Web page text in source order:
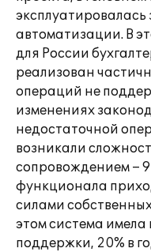
автоматизации. В
для России
реализован
операций не
изменениях
недостаточной
возникали
сопровождением –
функционала
силами
этом система
поддержки, 20% в